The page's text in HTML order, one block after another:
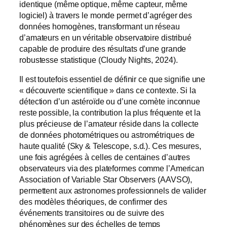
identique (même optique, même capteur, même
logiciel) à travers le monde permet d’agréger des
données homogènes, transformant un réseau
d’amateurs en un véritable observatoire distribué
capable de produire des résultats d’une grande
robustesse statistique (Cloudy Nights, 2024).
Il est toutefois essentiel de définir ce que signifie une
« découverte scientifique » dans ce contexte. Si la
détection d’un astéroïde ou d’une comète inconnue
reste possible, la contribution la plus fréquente et la
plus précieuse de l’amateur réside dans la collecte
de données photométriques ou astrométriques de
haute qualité (Sky & Telescope, s.d.). Ces mesures,
une fois agrégées à celles de centaines d’autres
observateurs via des plateformes comme l’American
Association of Variable Star Observers (AAVSO),
permettent aux astronomes professionnels de valider
des modèles théoriques, de confirmer des
événements transitoires ou de suivre des
phénomènes sur des échelles de temps